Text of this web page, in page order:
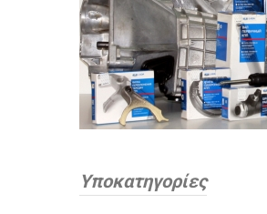
Υποκατηγορίες